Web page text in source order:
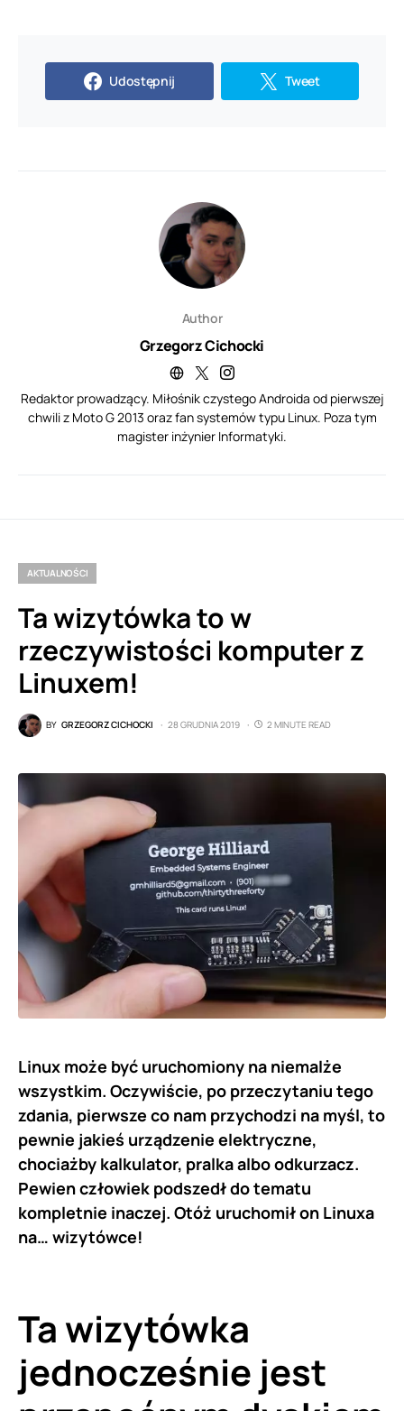
Udostępnij Tweet
Author
Grzegorz Cichocki
Redaktor prowadzący. Miłośnik czystego Androida od pierwszej
chwili z Moto G 2013 oraz fan systemów typu Linux. Poza tym
magister inżynier Informatyki.
AKTUALNOŚCI
Ta wizytówka to w
rzeczywistości komputer z
Linuxem!
BY GRZEGORZ CICHOCKI 28 GRUDNIA 2019 2 MINUTE READ
Linux może być uruchomiony na niemalże
wszystkim. Oczywiście, po przeczytaniu tego
zdania, pierwsze co nam przychodzi na myśl, to
pewnie jakieś urządzenie elektryczne,
chociażby kalkulator, pralka albo odkurzacz.
Pewien człowiek podszedł do tematu
kompletnie inaczej. Otóż uruchomił on Linuxa
na… wizytówce!
Ta wizytówka
jednocześnie jest